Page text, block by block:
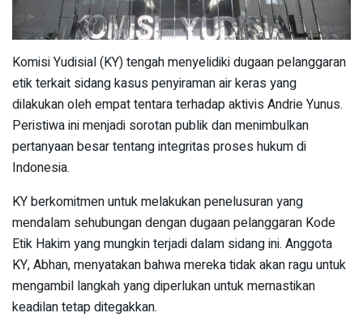
Komisi Yudisial (KY) tengah menyelidiki dugaan pelanggaran
etik terkait sidang kasus penyiraman air keras yang
dilakukan oleh empat tentara terhadap aktivis Andrie Yunus.
Peristiwa ini menjadi sorotan publik dan menimbulkan
pertanyaan besar tentang integritas proses hukum di
Indonesia.
KY berkomitmen untuk melakukan penelusuran yang
mendalam sehubungan dengan dugaan pelanggaran Kode
Etik Hakim yang mungkin terjadi dalam sidang ini. Anggota
KY, Abhan, menyatakan bahwa mereka tidak akan ragu untuk
mengambil langkah yang diperlukan untuk memastikan
keadilan tetap ditegakkan.